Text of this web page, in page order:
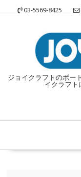
03-5569-8425
ジョイクラフトのボー
イクラフト